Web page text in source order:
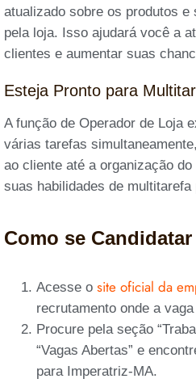
atualizado sobre os produtos e
pela loja. Isso ajudará você a
clientes e aumentar suas
Esteja Pronto para
A função de Operador de Loja
várias tarefas
ao cliente até a organização
suas habilidades de multitarefa
Como se Candidatar
Acesse o site oficial da
recrutamento onde a
Procure pela seção
“Vagas Abertas” e
para Imperatriz-MA.